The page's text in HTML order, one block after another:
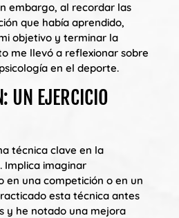
embargo, al recordar las
que había aprendido,
objetivo y terminar la
me llevó a reflexionar sobre
en el deporte.
UN EJERCICIO
técnica clave en la
. Implica imaginar
en una competición o en un
esta técnica antes
y he notado una mejora